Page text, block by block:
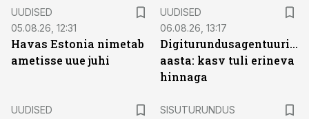
UUDISED
05.08.26, 12:31
Havas Estonia nimetab
ametisse uue juhi
UUDISED
06.08.26, 13:17
Digiturundusagentuuride
aasta: kasv tuli erineva
hinnaga
UUDISED
SISUTURUNDUS